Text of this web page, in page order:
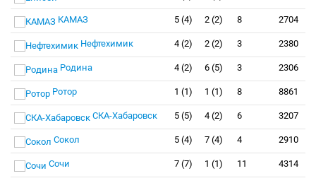
КАМАЗ 5 (4) 2 (2) 8 2704
Нефтехимик 4 (2) 2 (2) 3 2380
Родина 4 (2) 6 (5) 3 2306
Ротор 1 (1) 1 (1) 8 8861
СКА-Хабаровск 5 (5) 4 (2) 6 3207
Сокол 5 (4) 7 (4) 4 2910
Сочи 7 (7) 1 (1) 11 4314